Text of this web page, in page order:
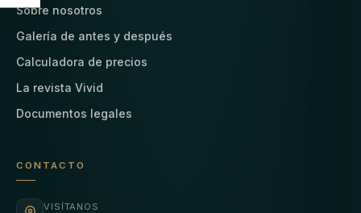
Sobre nosotros
Galería de antes y después
Calculadora de precios
La revista Vivid
Documentos legales
CONTACTO
VISÍTANOS